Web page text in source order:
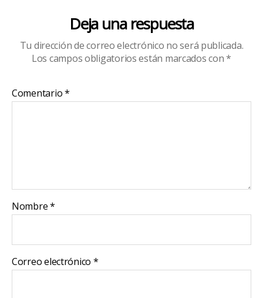
Deja una respuesta
Tu dirección de correo electrónico no será publicada.
Los campos obligatorios están marcados con*
Comentario*
Nombre*
Correo electrónico *